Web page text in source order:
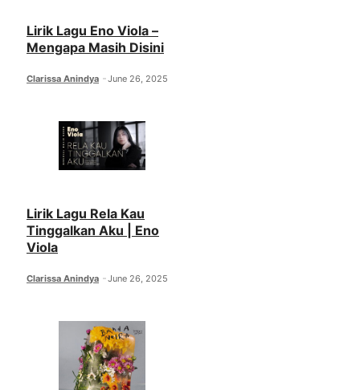
Lirik Lagu Eno Viola –
Mengapa Masih Disini
Clarissa Anindya June 26, 2025
Lirik Lagu Rela Kau
Tinggalkan Aku | Eno
Viola
Clarissa Anindya June 26, 2025